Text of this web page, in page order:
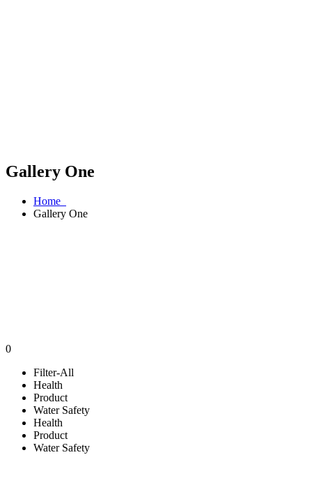
Gallery One
Home
Gallery One
0
Filter-All
Health
Product
Water Safety
Health
Product
Water Safety